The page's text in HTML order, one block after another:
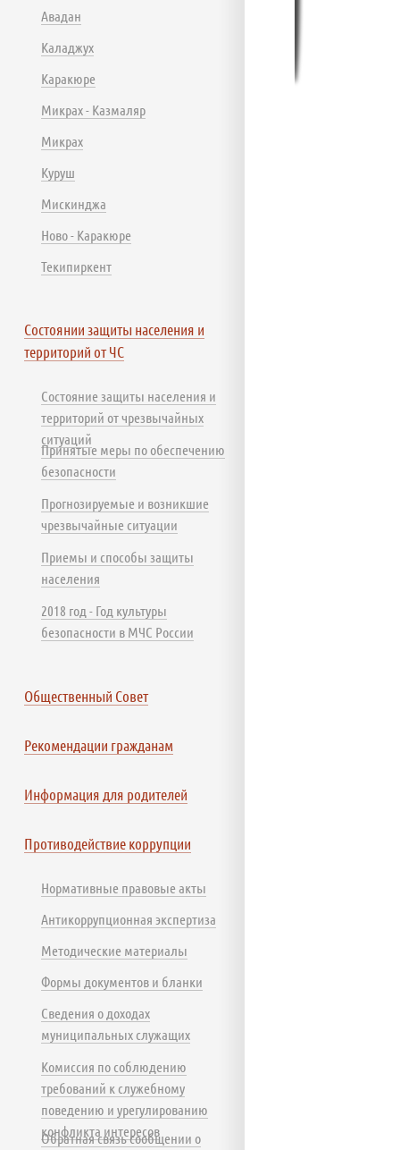
Авадан
Каладжух
Каракюре
Микрах - Казмаляр
Микрах
Куруш
Мискинджа
Ново - Каракюре
Текипиркент
Состоянии защиты населения и
территорий от ЧС
Состояние защиты населения и
территорий от чрезвычайных
ситуаций
Принятые меры по обеспечению
безопасности
Прогнозируемые и возникшие
чрезвычайные ситуации
Приемы и способы защиты
населения
2018 год - Год культуры
безопасности в МЧС России
Общественный Совет
Рекомендации гражданам
Информация для родителей
Противодействие коррупции
Нормативные правовые акты
Антикоррупционная экспертиза
Методические материалы
Формы документов и бланки
Сведения о доходах
муниципальных служащих
Комиссия по соблюдению
требований к служебному
поведению и урегулированию
конфликта интересов
Обратная связь сообщении о